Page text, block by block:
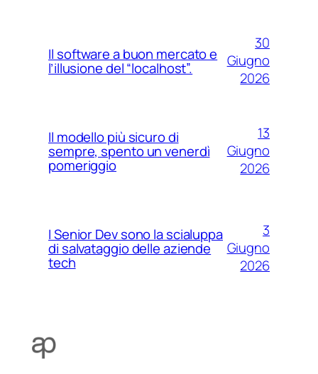
Il software a buon mercato e
l’illusione del “localhost”.
30
Giugno
2026
Il modello più sicuro di
sempre, spento un venerdì
pomeriggio
13
Giugno
2026
I Senior Dev sono la scialuppa
di salvataggio delle aziende
tech
3
Giugno
2026